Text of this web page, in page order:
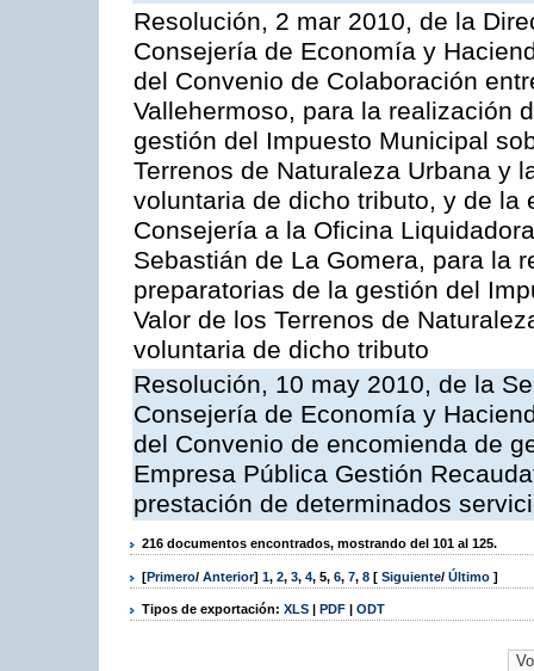
Resolución, 2 mar 2010, de la
Consejería de Economía y
del Convenio de Colaboración
Vallehermoso, para la realización
gestión del Impuesto Municipal
Terrenos de Naturaleza Urbana y
voluntaria de dicho tributo, y de la
Consejería a la Oficina
Sebastián de La Gomera, para la
preparatorias de la gestión del
Valor de los Terrenos de
voluntaria de dicho tributo
Resolución, 10 may 2010, de la
Consejería de Economía y
del Convenio de encomienda de
Empresa Pública Gestión
prestación de determinados
216 documentos encontrados, mostrando del 101 al 125.
[Primero/ Anterior] 1, 2, 3, 4, 5, 6, 7, 8 [ Siguiente/ Último ]
Tipos de exportación: XLS | PDF | ODT